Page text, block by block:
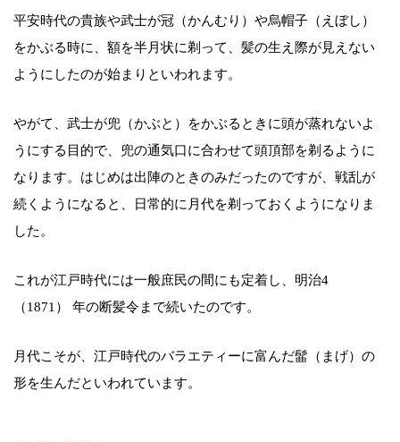
平安時代の貴族や武士が冠（かんむり）や烏帽子（えぼし）
をかぶる時に、額を半月状に剃って、髪の生え際が見えない
ようにしたのが始まりといわれます。
やがて、武士が兜（かぶと）をかぶるときに頭が蒸れないよ
うにする目的で、兜の通気口に合わせて頭頂部を剃るように
なります。はじめは出陣のときのみだったのですが、戦乱が
続くようになると、日常的に月代を剃っておくようになりま
した。
これが江戸時代には一般庶民の間にも定着し、明治4
（1871） 年の断髪令まで続いたのです。
月代こそが、江戸時代のバラエティーに富んだ髷（まげ）の
形を生んだといわれています。